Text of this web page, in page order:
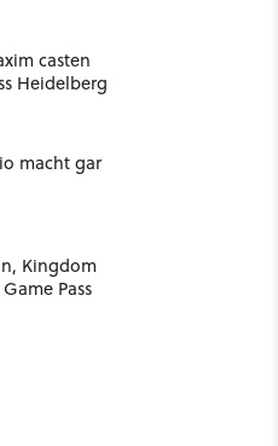
casten
Heidelberg
macht gar
Kingdom
Pass